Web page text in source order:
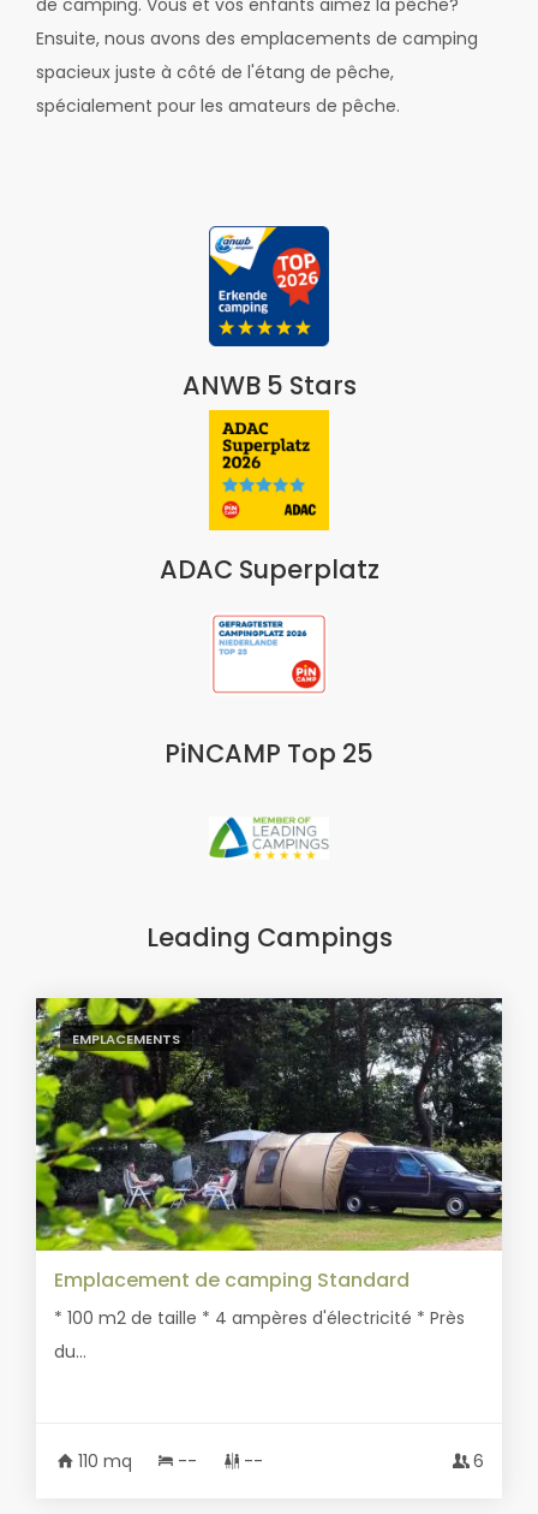
Ensuite, nous avons des emplacements de camping
spacieux juste à côté de l'étang de pêche,
spécialement pour les amateurs de pêche.
ANWB 5 Stars
ADAC Superplatz
PiNCAMP Top 25
Leading Campings
EMPLACEMENTS
Emplacement de camping Standard
* 100 m2 de taille * 4 ampères d'électricité * Près
du...
110 mq -- -- 6